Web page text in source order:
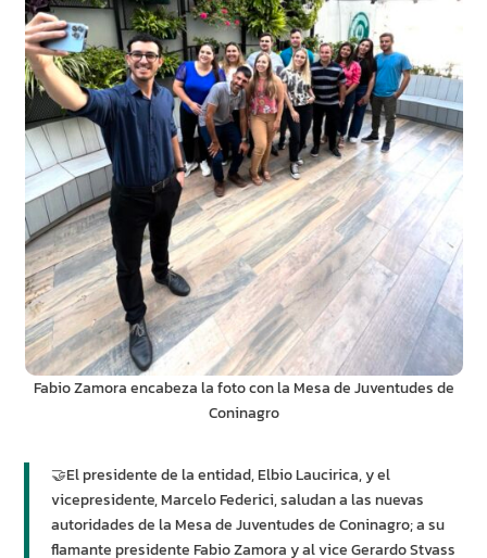
Fabio Zamora encabeza la foto con la Mesa de Juventudes de
Coninagro
🤝El presidente de la entidad, Elbio Laucirica, y el
vicepresidente, Marcelo Federici, saludan a las nuevas
autoridades de la Mesa de Juventudes de Coninagro; a su
flamante presidente Fabio Zamora y al vice Gerardo Stvass